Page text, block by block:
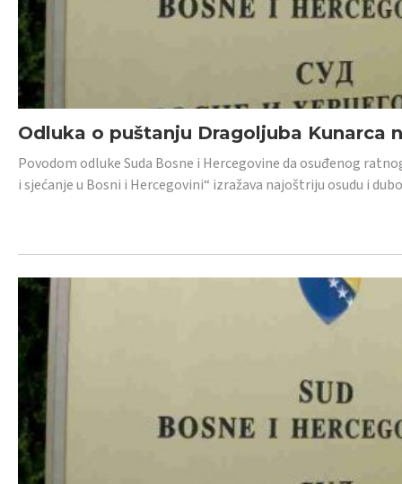
Odluka o puštanju Dragoljuba Kunarca
Povodom odluke Suda Bosne i Hercegovine da osuđenog
i sjećanje u Bosni i Hercegovini“ izražava najoštriju osudu i